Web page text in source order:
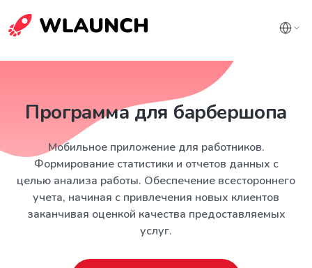
Программа для барбершопа
Мобильное приложение для работников.
Формирование статистики и отчетов данных с
целью анализа работы. Обеспечение всестороннего
учета, начиная с привлечения новых клиентов
заканчивая оценкой качества предоставляемых
услуг.